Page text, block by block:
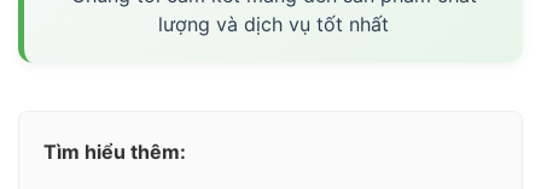
lượng và dịch vụ tốt nhất
Tìm hiểu thêm: